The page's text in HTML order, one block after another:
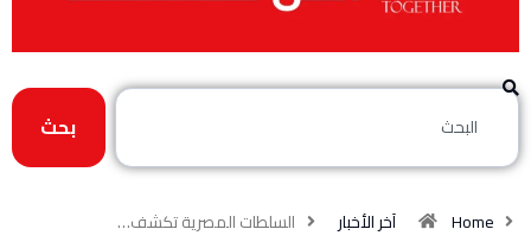
بحث
Home آخر الأخبار السلطات المصرية تكشف…